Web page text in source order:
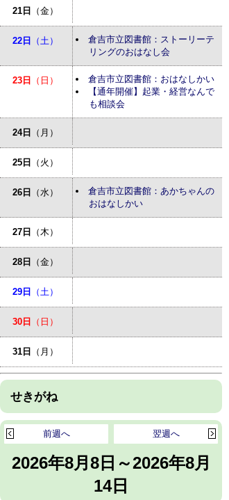
21日 （金）
22日 （土）
倉吉市立図書館：ストーリーテ
リングのおはなし会
23日 （日）
倉吉市立図書館：おはなしかい
【通年開催】起業・経営なんで
も相談会
24日 （月）
25日 （火）
26日 （水）
倉吉市立図書館：あかちゃんの
おはなしかい
27日 （木）
28日 （金）
29日 （土）
30日 （日）
31日 （月）
せきがね
2026年8月8日～2026年8月
14日
翌週へ
前週へ